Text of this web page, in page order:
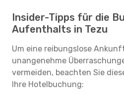
Insider-Tipps für die
Aufenthalts in Tezu
Um eine reibungslose
unangenehme
vermeiden, beachten Sie
Ihre Hotelbuchung: